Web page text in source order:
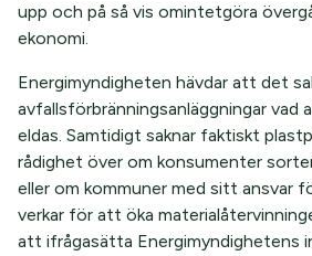
upp och på så vis omintetgöra
ekonomi.
Energimyndigheten hävdar att det
avfallsförbränningsanläggningar vad
eldas. Samtidigt saknar faktiskt
rådighet över om konsumenter
eller om kommuner med sitt ansvar
verkar för att öka
att ifrågasätta Energimyndighetens